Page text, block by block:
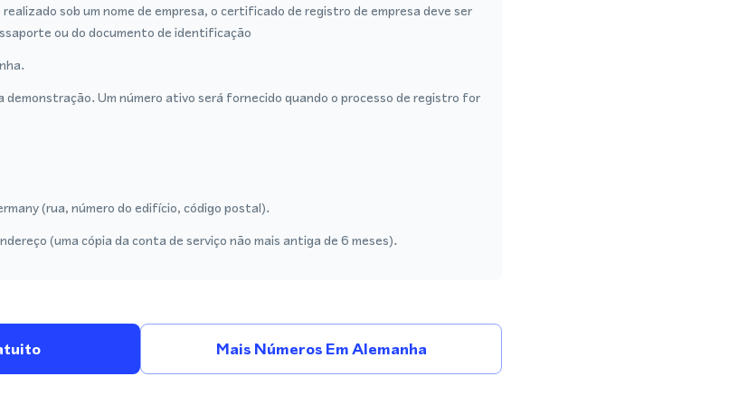
sob um nome de empresa, o certificado de registro de empresa deve ser
ou do documento de identificação
demonstração. Um número ativo será fornecido quando o processo de registro for
(rua, número do edifício, código postal).
(uma cópia da conta de serviço não mais antiga de 6 meses).
Mais Números Em Alemanha